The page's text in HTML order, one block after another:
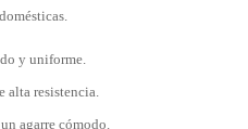
y uniforme.
alta resistencia.
agarre cómodo.